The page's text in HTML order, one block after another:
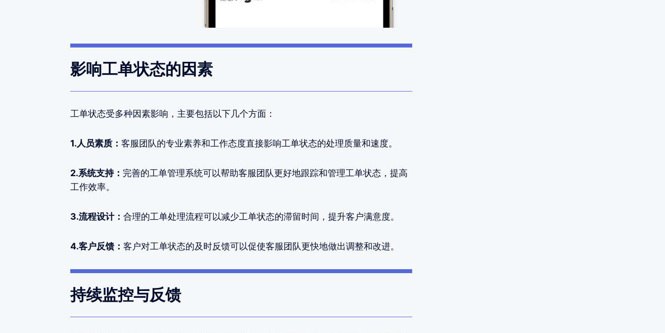
影响工单状态的因素
工单状态受多种因素影响，主要包括以下几个方面：
1.人员素质： 客服团队的专业素养和工作态度直接影响工单状态的处理质量和速度。
2.系统支持： 完善的工单管理系统可以帮助客服团队更好地跟踪和管理工单状态，提高
工作效率。
3.流程设计： 合理的工单处理流程可以减少工单状态的滞留时间，提升客户满意度。
4.客户反馈： 客户对工单状态的及时反馈可以促使客服团队更快地做出调整和改进。
持续监控与反馈